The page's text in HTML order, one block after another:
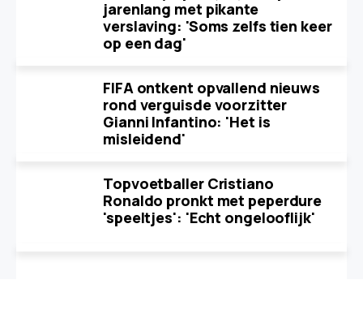
jarenlang met pikante
verslaving: 'Soms zelfs tien keer
op een dag'
FIFA ontkent opvallend nieuws
rond verguisde voorzitter
Gianni Infantino: 'Het is
misleidend'
Topvoetballer Cristiano
Ronaldo pronkt met peperdure
'speeltjes': 'Echt ongelooflijk'